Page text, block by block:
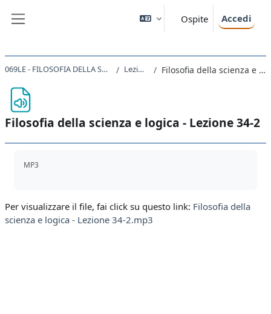
Ospite Accedi
069LE - FILOSOFIA DELLA SCIENZA E LOGICA 2019 Lezioni 31-35 Filosofia della scienza e logica - Lezione 34-2
Filosofia della scienza e logica - Lezione 34-2
MP3
Per visualizzare il file, fai click su questo link: Filosofia della
scienza e logica - Lezione 34-2.mp3